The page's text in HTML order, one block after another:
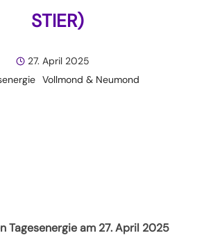
STIER)
27. April 2025
Vollmond & Neumond
Tagesenergie am 27. April 2025